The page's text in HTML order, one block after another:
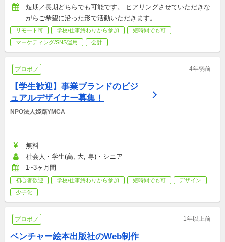
短期／長期どちらでも可能です。 ヒアリングさせていただきな
がらご希望に沿った形で活動いただきます。
リモート可 学校/仕事終わりから参加
短時間でも可
マーケティング/SNS運用
会計
プロボノ 4年弱前
【学生歓迎】事業ブランドのビジ
ュアルデザイナー募集！
NPO法人姫路YMCA
無料
社会人・学生(高, 大, 専)・シニア
1~3ヶ月間
初心者歓迎 学校/仕事終わりから参加 短時間でも可
デザイン
少子化
プロボノ 1年以上前
ベンチャー絵本出版社のWeb制作